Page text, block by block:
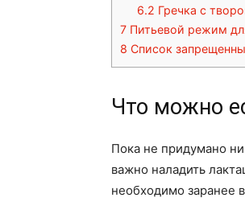
6.2 Гречка с
7 Питьевой режим
8 Список
Что можно
Пока не придумано
важно наладить
необходимо заранее